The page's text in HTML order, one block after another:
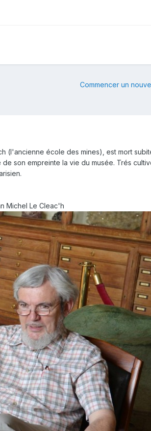
Commencer un
école des mines), est mort
son empreinte la vie du musée. Trés
Michel Le Cleac'h